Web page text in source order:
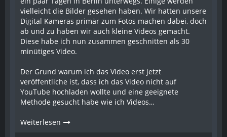
vielleicht die Bilder gesehen haben. Wir hatten unsere
Digital Kameras primär zum Fotos machen dabei, doch
ab und zu haben wir auch kleine Videos gemacht.
Diese habe ich nun zusammen geschnitten als 30
minütiges Video.
Der Grund warum ich das Video erst jetzt
veröffentliche ist, dass ich das Video nicht auf
YouTube hochladen wollte und eine geeignete
Methode gesucht habe wie ich Videos…
Weiterlesen